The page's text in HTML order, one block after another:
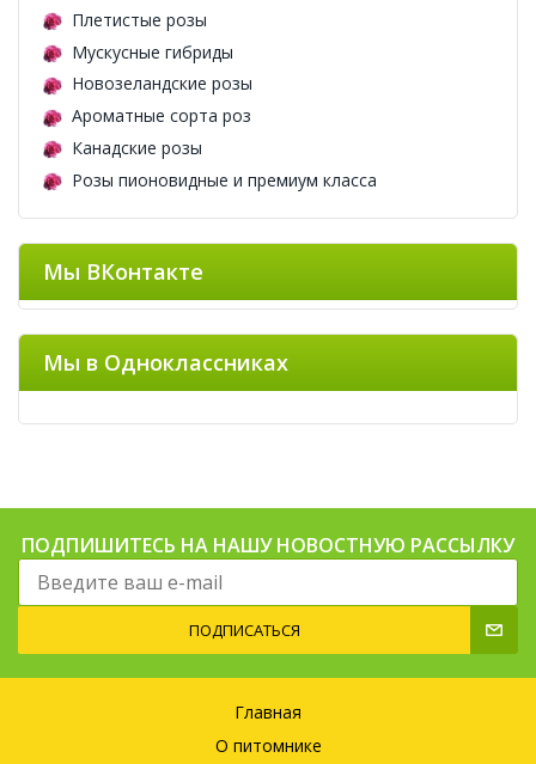
Плетистые розы
Мускусные гибриды
Новозеландские розы
Ароматные сорта роз
Канадские розы
Розы пионовидные и премиум класса
Мы ВКонтакте
Мы в Одноклассниках
ПОДПИШИТЕСЬ НА НАШУ НОВОСТНУЮ РАССЫЛКУ
ПОДПИСАТЬСЯ
Главная
О питомнике